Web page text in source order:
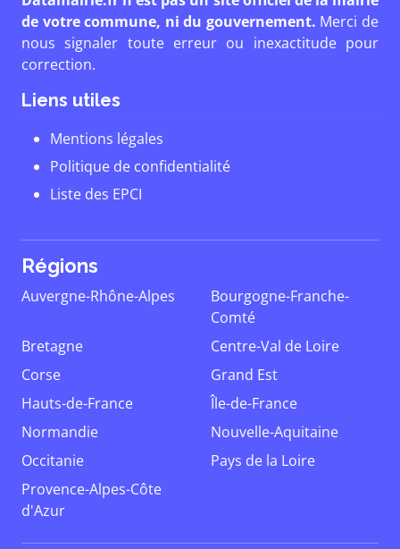
de votre commune, ni du gouvernement. Merci de
nous signaler toute erreur ou inexactitude pour
correction.
Liens utiles
Mentions légales
Politique de confidentialité
Liste des EPCI
Régions
Auvergne-Rhône-Alpes
Bourgogne-Franche-
Comté
Bretagne
Centre-Val de Loire
Corse
Grand Est
Hauts-de-France
Île-de-France
Normandie
Nouvelle-Aquitaine
Occitanie
Pays de la Loire
Provence-Alpes-Côte
d'Azur